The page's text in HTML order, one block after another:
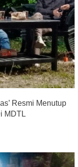
Resmi Menutup
MDTL